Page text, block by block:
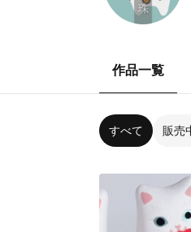
作品一覧
すべて 販売